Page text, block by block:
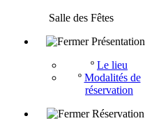
Salle des Fêtes
Présentation
º Le lieu
º Modalités de
réservation
Réservation